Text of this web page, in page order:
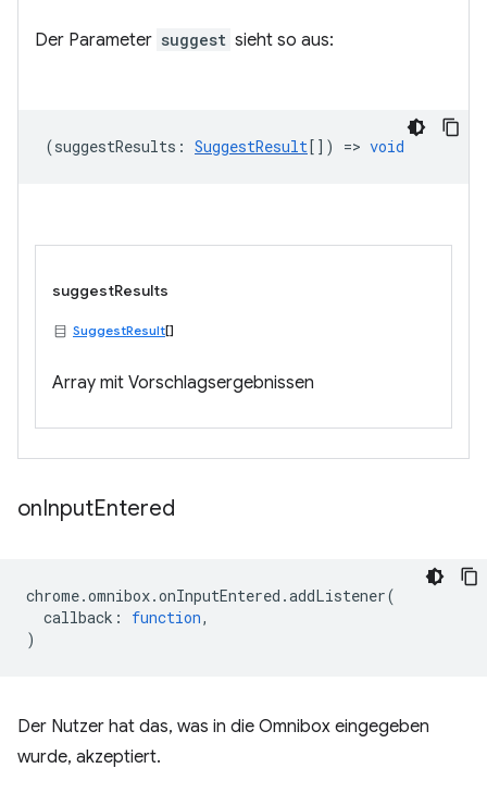
Der Parameter suggest sieht so aus:
(suggestResults : SuggestResult[]) => void
suggestResults
SuggestResult[]
Array mit Vorschlagsergebnissen
onInputEntered
chrome.omnibox.onInputEntered .addListener(
callback : function,
)
Der Nutzer hat das, was in die Omnibox eingegeben
wurde, akzeptiert.